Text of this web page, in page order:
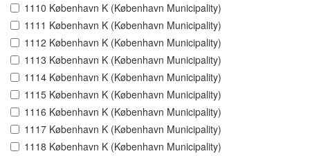
1110 København K (København Municipality)
1111 København K (København Municipality)
1112 København K (København Municipality)
1113 København K (København Municipality)
1114 København K (København Municipality)
1115 København K (København Municipality)
1116 København K (København Municipality)
1117 København K (København Municipality)
1118 København K (København Municipality)